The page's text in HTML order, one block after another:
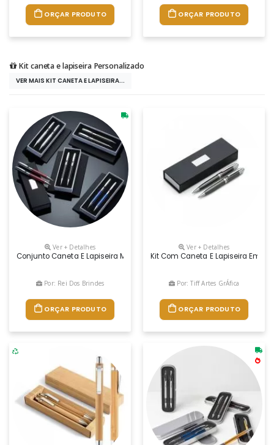
ORÇAR PRODUTO ORÇAR PRODUTO
Kit caneta e lapiseira Personalizado
VER MAIS KIT CANETA E LAPISEIRA...
Ver + Detalhes
Conjunto Caneta E Lapiseira Metal Descrição: Kit Caneta E Lapiseira
Por: Rei Dos Brindes
ORÇAR PRODUTO
Ver + Detalhes
Kit Com Caneta E Lapiseira Em
Por: Tiff Artes GrÁfica
ORÇAR PRODUTO